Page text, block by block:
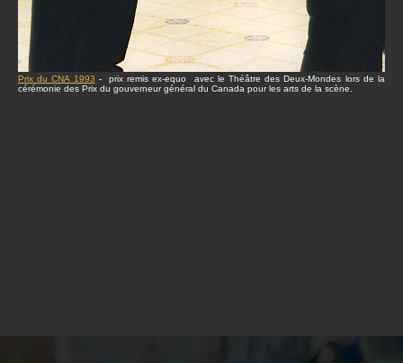
Prix du CNA 1993 - prix remis ex-equo avec le Théâtre des Deux-Mondes lors de la
cérémonie des Prix du gouverneur général du Canada pour les arts de la scène.